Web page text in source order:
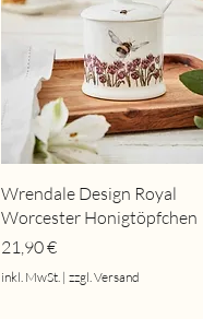
Schnellansicht
Wrendale Design Royal
Worcester Honigtöpfchen
Preis
21,90 €
inkl. MwSt. | zzgl. Versand